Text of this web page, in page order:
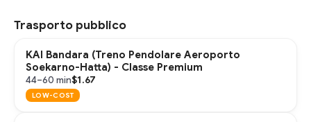
Trasporto pubblico
KAI Bandara (Treno Pendolare Aeroporto
Soekarno-Hatta) - Classe Premium
44–60 min$1.67
LOW-COST